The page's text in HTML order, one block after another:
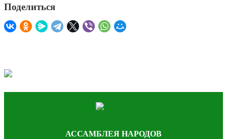
Поделиться
АССАМБЛЕЯ НАРОДОВ